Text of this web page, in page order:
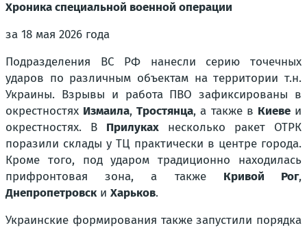
Хроника специальной военной операции
за 18 мая 2026 года
Подразделения ВС РФ нанесли серию точечных
ударов по различным объектам на территории т.н.
Украины. Взрывы и работа ПВО зафиксированы в
окрестностях Измаила,Тростянца, а также в Киевеи
окрестностях. В Прилуках несколько ракет ОТРК
поразили склады у ТЦ практически в центре города.
Кроме того, под ударом традиционно находилась
прифронтовая зона, а также Кривой Рог,
Днепропетровски Харьков.
Украинские формирования также запустили порядка